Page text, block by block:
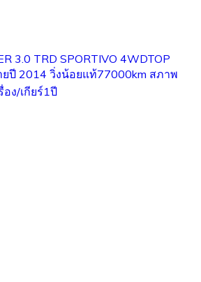
3.0 TRD SPORTIVO 4WDTOP
ยปี 2014 วิ่งน้อยแท้77000km สภาพ
ง/เกียร์1ปี